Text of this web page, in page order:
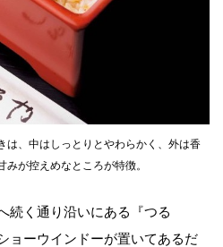
は、中はしっとりとやわらかく、外は香
が控えめなところが特徴。
続く通り沿いにある『つる
ョーウインドーが置いてあるだ